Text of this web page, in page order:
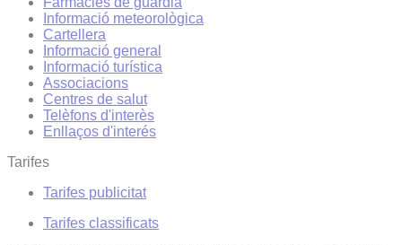
Informació meteorològica
Cartellera
Informació general
Informació turística
Associacions
Centres de salut
Telèfons d'interès
Enllaços d'interés
Tarifes
Tarifes publicitat
Tarifes classificats